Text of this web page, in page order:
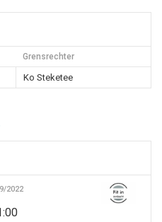
Grensrechter
Ko Steketee
2022